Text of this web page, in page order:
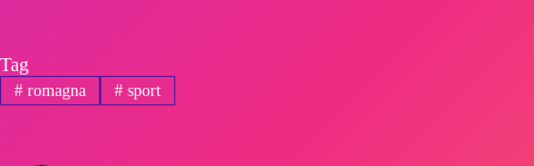
Tag
#romagna #sport